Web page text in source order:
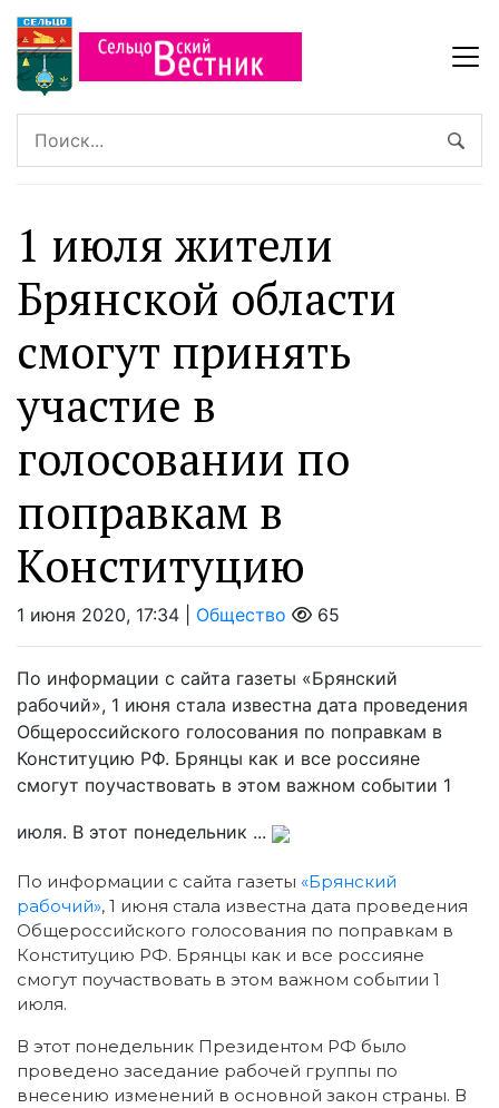
1 июля жители
Брянской области
смогут принять
участие в
голосовании по
поправкам в
Конституцию
1 июня 2020, 17:34 | Общество 65
По информации с сайта газеты «Брянский
рабочий», 1 июня стала известна дата проведения
Общероссийского голосования по поправкам в
Конституцию РФ. Брянцы как и все россияне
смогут поучаствовать в этом важном событии 1
июля. В этот понедельник ...
По информации с сайта газеты «Брянский
рабочий», 1 июня стала известна дата проведения
Общероссийского голосования по поправкам в
Конституцию РФ. Брянцы как и все россияне
смогут поучаствовать в этом важном событии 1
июля.
В этот понедельник Президентом РФ было
проведено заседание рабочей группы по
внесению изменений в основной закон страны. В